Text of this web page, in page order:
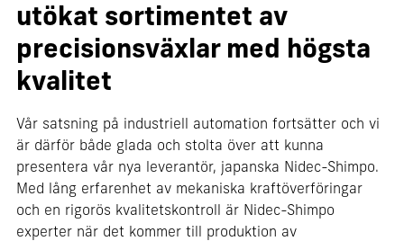
utökat sortimentet av
precisionsväxlar med högsta
kvalitet
Vår satsning på industriell automation fortsätter och vi
är därför både glada och stolta över att kunna
presentera vår nya leverantör, japanska Nidec-Shimpo.
Med lång erfarenhet av mekaniska kraftöverföringar
och en rigorös kvalitetskontroll är Nidec-Shimpo
experter när det kommer till produktion av